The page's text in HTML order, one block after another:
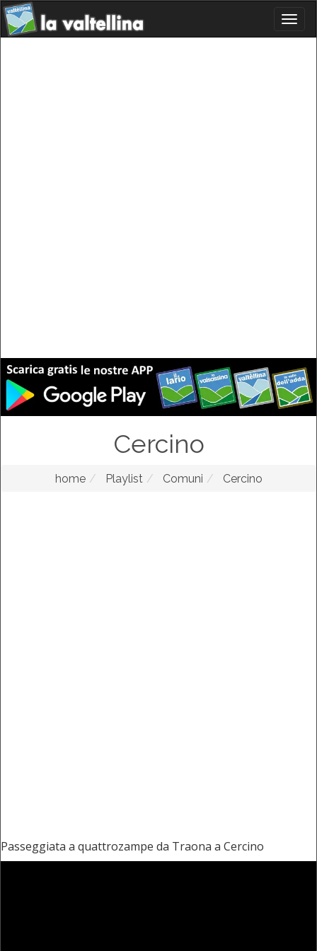
Cercino
home Playlist Comuni Cercino
Passeggiata a quattrozampe da Traona a Cercino